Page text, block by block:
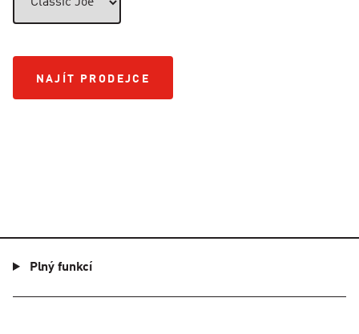
NAJÍT PRODEJCE
NAJÍT PRODEJCE
Plný funkcí